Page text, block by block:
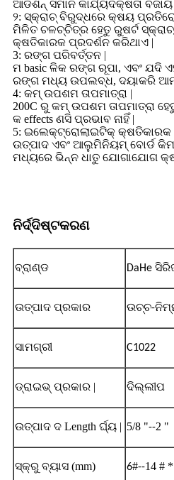
ଆଡିଶିନ୍ ସମାନ କାର୍ଯ୍ୟଦକ୍ଷତା
୨: ସ୍କ୍ରାଚ୍ ବିରୁଦ୍ଧରେ କ୍ଷୟ
ମିଳିତ ଚଳଚ୍ଚିତ୍ର ହେତୁ ରୁଷର୍ଟ
କ୍ଷତିକାରକ ପ୍ରଦର୍ଶନ କରିଥାଏ |
3: ରଙ୍ଗ ପରିବର୍ତ୍ତନ |
ମ basic ଳିକ ରଙ୍ଗ ରୂପା, ଏବଂ ଯଦି
ରଙ୍ଗ ମଧ୍ୟ ଉପଲବ୍ଧ, ଦୟାକରି
4: କମ୍ ଉପଶମ ତାପମାତ୍ରା |
200C ରୁ କମ୍ ଉପଶମ ତାପମାତ୍ରା
କ effects ଣସି ପ୍ରଭାବ ନାହିଁ |
5: ଇଲେକ୍ଟ୍ରୋଲାଇଟିକ୍ କ୍ଷତିକାରକ
ଉତ୍ପାଦ ଏବଂ ଆଲୁମିନିୟମ୍ ବୋର୍ଡ
ମଧ୍ୟରେ ଭିନ୍ନ ଧାତୁ ଯୋଗାଯୋଗ
ନିର୍ଦ୍ଦିଷ୍ଟକରଣ
ବ୍ରାଣ୍ଡ DaHe
ଉତ୍ପାଦ ପ୍ରକାର ଉଚ୍ଚ-
ସାମଗ୍ରୀ C1022
ଡ୍ରାଇଭ୍ ପ୍ରକାର | ଦିଲ୍ଲୀପ
ଉତ୍ପାଦ ଦ Length ର୍ଘ୍ୟ | 5/8 "--2 "
ସ୍କ୍ରୁ ବ୍ୟାସ (mm) 6#--14 # *